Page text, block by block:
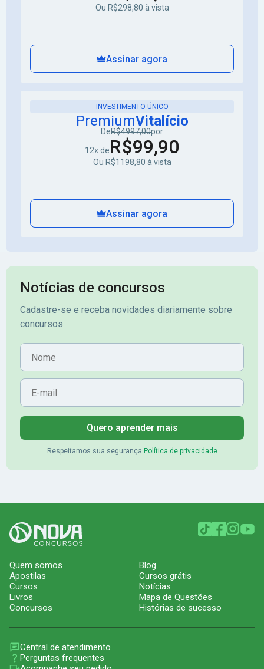
Ou R$298,80 à vista
Assinar agora
INVESTIMENTO ÚNICO
PremiumVitalício
DeR$4997,00por
12x deR$99,90
Ou R$1198,80 à vista
Assinar agora
Notícias de concursos
Cadastre-se e receba novidades diariamente sobre
concursos
Nome
E-mail
Quero aprender mais
Respeitamos sua segurança. Política de privacidade
Quem somos
Apostilas
Cursos
Livros
Concursos
Blog
Cursos grátis
Notícias
Mapa de Questões
Histórias de sucesso
Central de atendimento
Perguntas frequentes